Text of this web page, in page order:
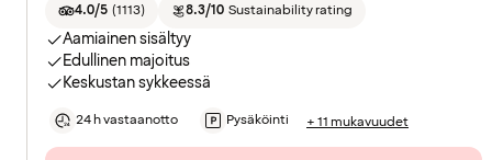
4.0/5 (1113) 8.3/10 Sustainability rating
Aamiainen sisältyy
Edullinen majoitus
Keskustan sykkeessä
24 h vastaanotto Pysäköinti + 11 mukavuudet